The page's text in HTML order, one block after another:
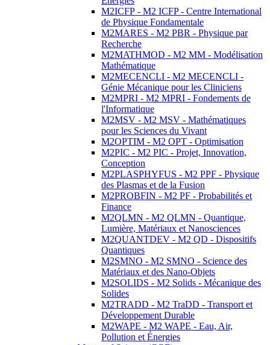
M2ICFP - M2 ICFP - Centre International
de Physique Fondamentale
M2MARES - M2 PBR - Physique par
Recherche
M2MATHMOD - M2 MM - Modélisation
Mathématique
M2MECENCLI - M2 MECENCLI -
Génie Mécanique pour les Cliniciens
M2MPRI - M2 MPRI - Fondements de
l'Informatique
M2MSV - M2 MSV - Mathématiques
pour les Sciences du Vivant
M2OPTIM - M2 OPT - Optimisation
M2PIC - M2 PIC - Projet, Innovation,
Conception
M2PLASPHYFUS - M2 PPF - Physique
des Plasmas et de la Fusion
M2PROBFIN - M2 PF - Probabilités et
Finance
M2QLMN - M2 QLMN - Quantique,
Lumière, Matériaux et Nanosciences
M2QUANTDEV - M2 QD - Dispositifs
Quantiques
M2SMNO - M2 SMNO - Science des
Matériaux et des Nano-Objets
M2SOLIDS - M2 Solids - Mécanique des
Solides
M2TRADD - M2 TraDD - Transport et
Développement Durable
M2WAPE - M2 WAPE - Eau, Air,
Pollution et Énergies